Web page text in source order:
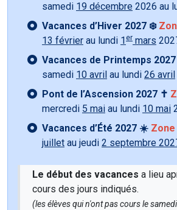
samedi 19 décembre 2026 au
Vacances d’Hiver 2027 ❄️
13 février au lundi 1 er mars
Vacances de Printemps 2027
samedi 10 avril au lundi 26 avril
Pont de l’Ascension 2027 ✝️
mercredi 5 mai au lundi 10 mai
Vacances d’Été 2027 ☀️ Zone
juillet au jeudi 2 septembre
Le début des vacances a lieu
cours des jours indiqués.
(les élèves qui n'ont pas cours le